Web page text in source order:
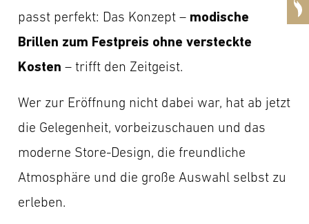
passt perfekt: Das Konzept – modische
Brillen zum Festpreis ohne versteckte
Kosten – trifft den Zeitgeist.
Wer zur Eröffnung nicht dabei war, hat ab jetzt
die Gelegenheit, vorbeizuschauen und das
moderne Store-Design, die freundliche
Atmosphäre und die große Auswahl selbst zu
erleben.